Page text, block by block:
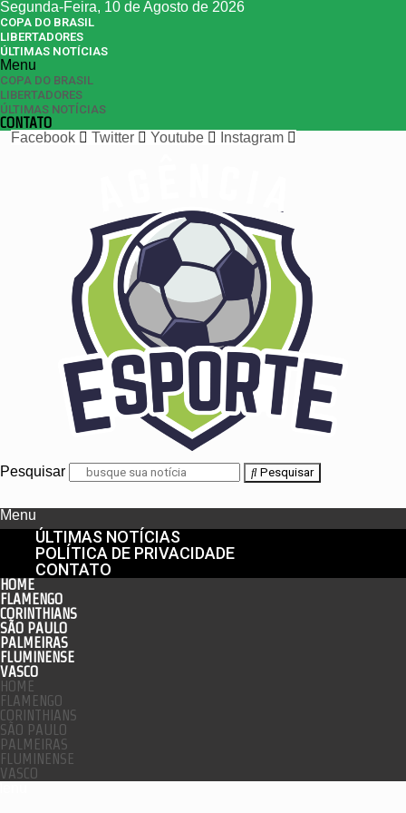
Segunda-Feira, 10 de Agosto de 2026
COPA DO BRASIL
LIBERTADORES
ÚLTIMAS NOTÍCIAS
Menu
COPA DO BRASIL
LIBERTADORES
ÚLTIMAS NOTÍCIAS
CONTATO
Facebook
Twitter Youtube Instagram
Pesquisar Pesquisar
Menu
ÚLTIMAS NOTÍCIAS
POLÍTICA DE PRIVACIDADE
CONTATO
HOME
FLAMENGO
CORINTHIANS
SÃO PAULO
PALMEIRAS
FLUMINENSE
VASCO
HOME
FLAMENGO
CORINTHIANS
SÃO PAULO
PALMEIRAS
FLUMINENSE
VASCO